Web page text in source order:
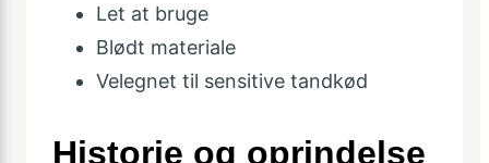
Let at bruge
Blødt materiale
Velegnet til sensitive tandkød
Historie og oprindelse